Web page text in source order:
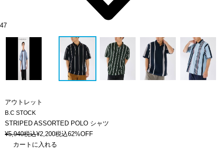
47
アウトレット
B.C STOCK
STRIPED ASSORTED POLO シャツ
¥5,940税込¥2,200税込62%OFF
カートに入れる